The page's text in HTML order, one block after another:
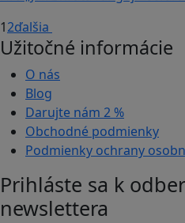
12ďalšia
Užitočné informácie
O nás
Blog
Darujte nám 2 %
Obchodné podmienky
Podmienky ochrany
Prihláste sa k
newslettera